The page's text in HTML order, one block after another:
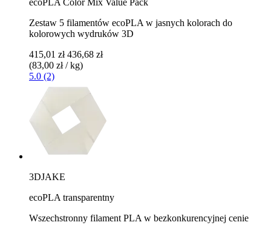
Zestaw 5 filamentów ecoPLA w jasnych kolorach do
kolorowych wydruków 3D
415,01 zł 436,68 zł
(83,00 zł / kg)
5.0 (2)
3DJAKE
ecoPLA transparentny
Wszechstronny filament PLA w bezkonkurencyjnej cenie